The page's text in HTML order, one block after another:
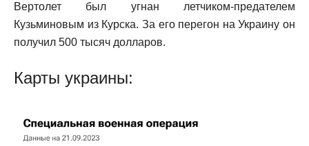
Вертолет был угнан летчиком-предателем
Кузьминовым из Курска. За его перегон на Украину он
получил 500 тысяч долларов.
Карты украины: